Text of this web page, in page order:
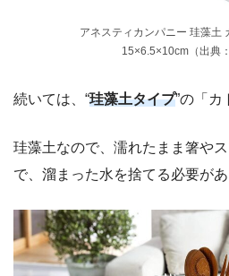
アネスティカンパニー 珪藻土
15×6.5×10cm（出典
続いては、“珪藻土タイプ”の「カ
珪藻土なので、濡れたまま箸や
で、溜まった水を捨てる必要があ